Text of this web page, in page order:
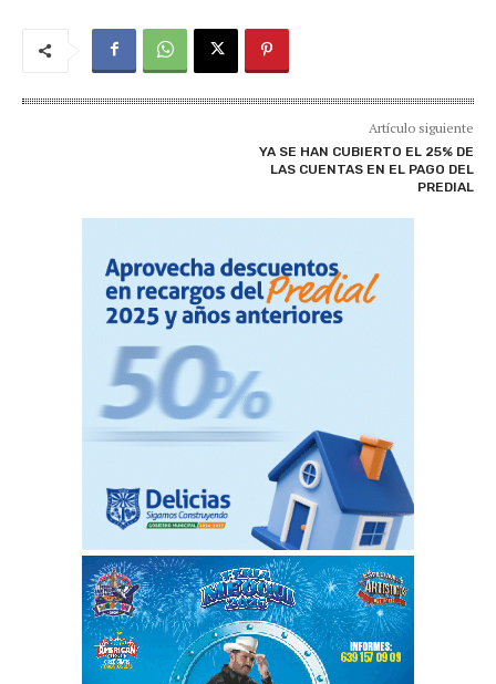
Artículo siguiente
YA SE HAN CUBIERTO EL 25% DE
LAS CUENTAS EN EL PAGO DEL
PREDIAL